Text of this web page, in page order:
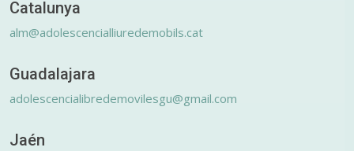
Catalunya
alm@adolescencialliuredemobils.cat
Guadalajara
adolescencialibredemovilesgu@gmail.com
Jaén